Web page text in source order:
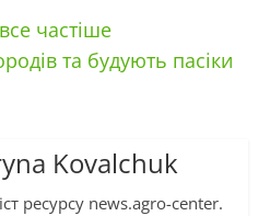
частіше
та будують пасіки
Kovalchuk
ресурсу news.agro-center.